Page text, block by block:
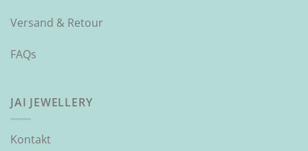
Versand & Retour
FAQs
JAI JEWELLERY
Kontakt